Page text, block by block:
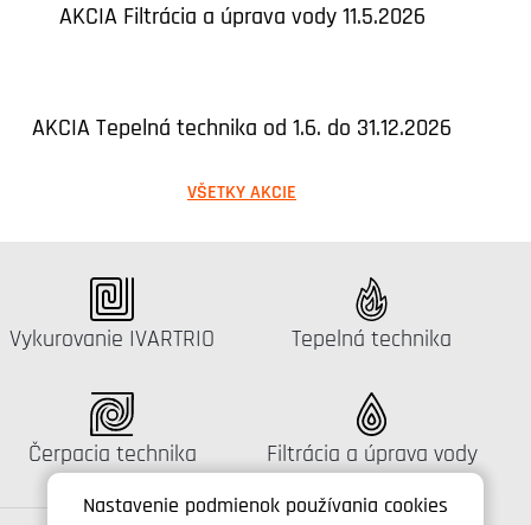
Nastavenie podmienok používania cookies
AKCIA Filtrácia a úprava vody 11.5.2026
AKCIA Tepelná technika od 1.6. do 31.12.2026
VŠETKY AKCIE
Katalógus:
Vykurovanie IVARTRIO Katalógus:
Tepelná technika
Katalógus:
Čerpacia technika Katalógus:
Filtrácia a úprava vody